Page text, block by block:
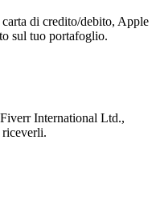
di credito/debito, Apple
sul tuo portafoglio.
International Ltd.,
riceverli.